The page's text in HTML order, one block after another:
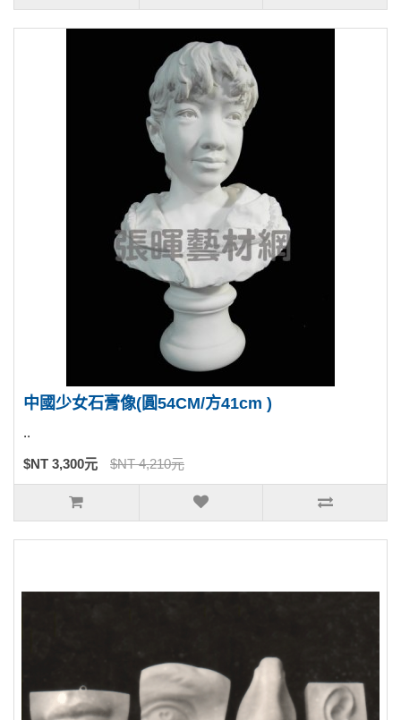
中國少女石膏像(圓54CM/方41cm )
..
$NT 3,300元 $NT 4,210元